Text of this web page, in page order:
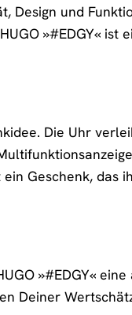
Design und
»#EDGY« ist
Die Uhr
Geschenk, das
»#EDGY« eine
Deiner